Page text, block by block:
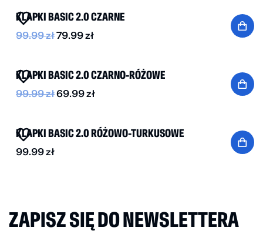
KLAPKI BASIC 2.0 CZARNE
99.99zł79.99zł
KLAPKI BASIC 2.0 CZARNO-RÓŻOWE
99.99zł69.99zł
KLAPKI BASIC 2.0 RÓŻOWO-TURKUSOWE
99.99zł
ZAPISZ SIĘ DO NEWSLETTERA